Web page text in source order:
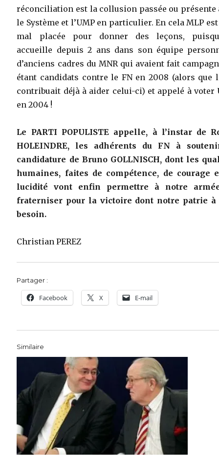
réconciliation est la collusion passée ou présente
le Système et l’UMP en particulier. En cela MLP
mal placée pour donner des leçons,
accueille depuis 2 ans dans son équipe
d’anciens cadres du MNR qui avaient fait
étant candidats contre le FN en 2008 (alors que
contribuait déjà à aider celui-ci) et appelé à voter
en 2004 !
Le PARTI POPULISTE appelle, à l’instar de
HOLEINDRE, les adhérents du FN à
candidature de Bruno GOLLNISCH, dont les
humaines, faites de compétence, de courage
lucidité vont enfin permettre à notre
fraterniser pour la victoire dont notre patrie à
besoin.
Christian PEREZ
Partager :
Facebook X E-mail
Similaire